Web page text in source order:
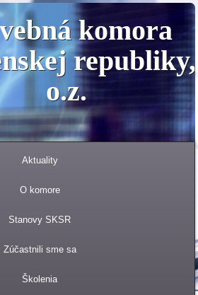
komora
republiky,
o.z.
Aktuality
O komore
Stanovy SKSR
Zúčastnili sme sa
Školenia